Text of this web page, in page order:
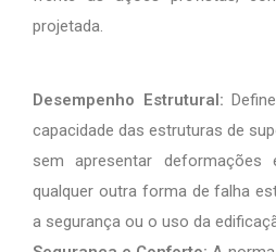
projetada.
Desempenho Estrutural:
capacidade das estruturas de
sem apresentar deformações
qualquer outra forma de falha
a segurança ou o uso da